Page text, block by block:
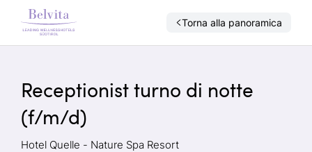
Torna alla panoramica
Receptionist turno di notte
(f/m/d)
Hotel Quelle - Nature Spa Resort